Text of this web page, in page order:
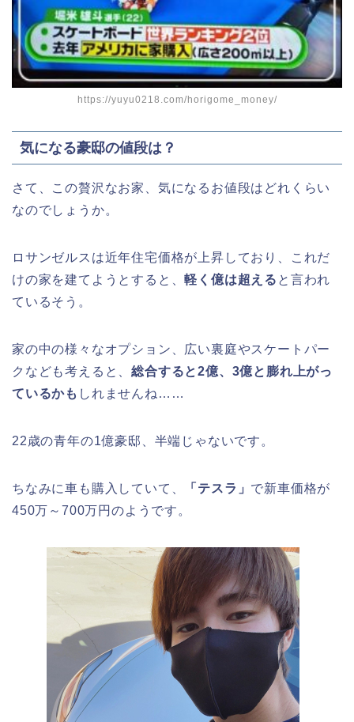
https://yuyu0218.com/horigome_money/
気になる豪邸の値段は？
さて、この贅沢なお家、気になるお値段はどれくらい
なのでしょうか。
ロサンゼルスは近年住宅価格が上昇しており、これだ
けの家を建てようとすると、軽く億は超える と言われ
ているそう。
家の中の様々なオプション、広い裏庭やスケートパー
クなども考えると、総合すると2億、3億と膨れ上がっ
ているかも しれませんね……
22歳の青年の1億豪邸、半端じゃないです。
ちなみに車も購入していて、 「テスラ」 で新車価格が
450万～700万円のようです。